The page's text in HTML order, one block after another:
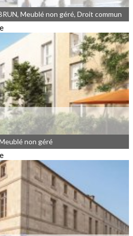
€
Meublé non géré, Droit commun
€
non géré